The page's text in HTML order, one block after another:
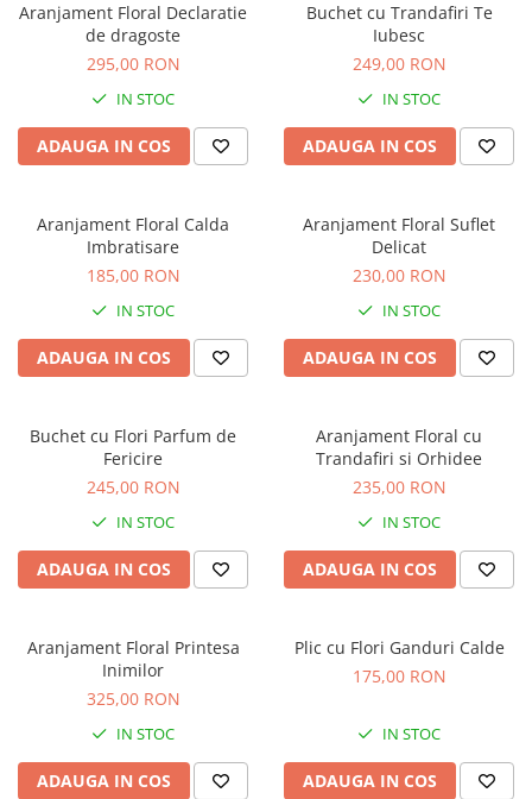
Aranjament Floral Declaratie
de dragoste
295,00 RON
IN STOC
ADAUGA IN COS
Buchet cu Trandafiri Te
Iubesc
249,00 RON
IN STOC
ADAUGA IN COS
Aranjament Floral Calda
Imbratisare
185,00 RON
IN STOC
ADAUGA IN COS
Aranjament Floral Suflet
Delicat
230,00 RON
IN STOC
ADAUGA IN COS
Buchet cu Flori Parfum de
Fericire
245,00 RON
IN STOC
ADAUGA IN COS
Aranjament Floral cu
Trandafiri si Orhidee
235,00 RON
IN STOC
ADAUGA IN COS
Aranjament Floral Printesa
Inimilor
325,00 RON
IN STOC
ADAUGA IN COS
Plic cu Flori Ganduri Calde
175,00 RON
IN STOC
ADAUGA IN COS